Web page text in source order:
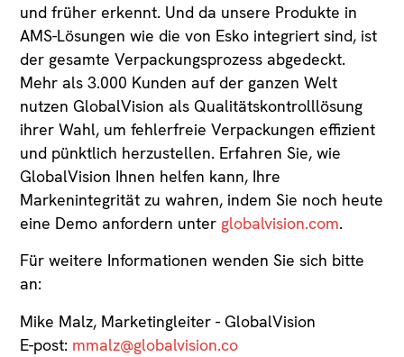
und früher erkennt. Und da unsere Produkte in
AMS-Lösungen wie die von Esko integriert sind, ist
der gesamte Verpackungsprozess abgedeckt.
Mehr als 3.000 Kunden auf der ganzen Welt
nutzen GlobalVision als Qualitätskontrolllösung
ihrer Wahl, um fehlerfreie Verpackungen effizient
und pünktlich herzustellen. Erfahren Sie, wie
GlobalVision Ihnen helfen kann, Ihre
Markenintegrität zu wahren, indem Sie noch heute
eine Demo anfordern unter globalvision.com.
Für weitere Informationen wenden Sie sich bitte
an:
Mike Malz, Marketingleiter - GlobalVision
E-post: mmalz@globalvision.co